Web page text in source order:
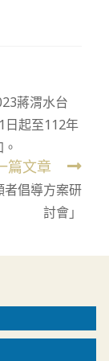
蔣渭水台
日起至112年
篇文章
者倡導方案研
討會」